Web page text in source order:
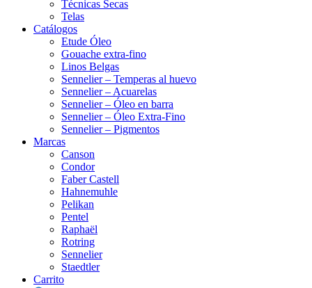
Técnicas Secas
Telas
Catálogos
Etude Óleo
Gouache extra-fino
Linos Belgas
Sennelier – Temperas al huevo
Sennelier – Acuarelas
Sennelier – Óleo en barra
Sennelier – Óleo Extra-Fino
Sennelier – Pigmentos
Marcas
Canson
Condor
Faber Castell
Hahnemuhle
Pelikan
Pentel
Raphaël
Rotring
Sennelier
Staedtler
Carrito